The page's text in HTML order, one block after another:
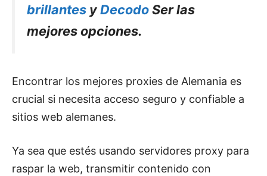
brillantes yDecodoSer las
mejores opciones.
Encontrar los mejores proxies de Alemania es
crucial si necesita acceso seguro y confiable a
sitios web alemanes.
Ya sea que estés usando servidores proxy para
raspar la web, transmitir contenido con